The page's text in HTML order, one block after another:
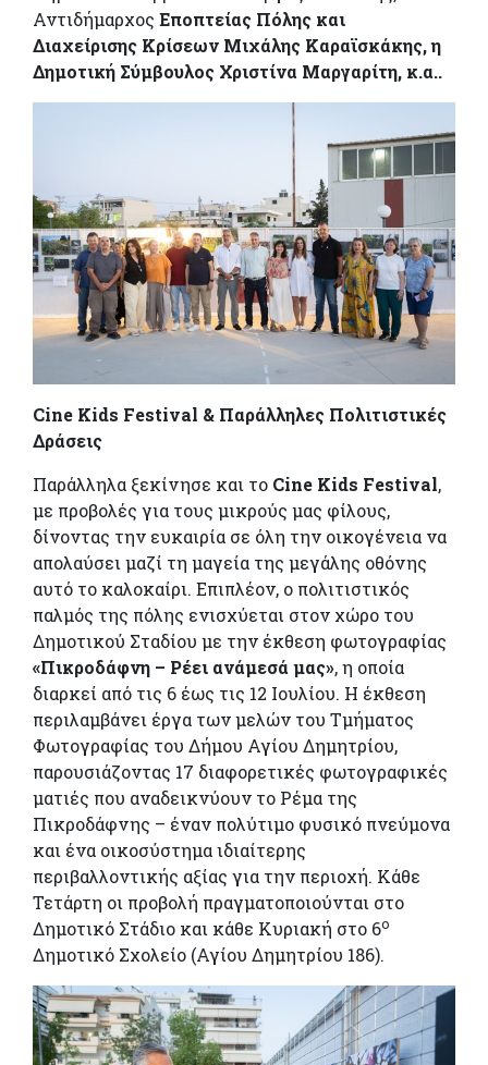
Αντιδήμαρχος Εποπτείας Πόλης και
Διαχείρισης Κρίσεων Μιχάλης Καραϊσκάκης, η
Δημοτική Σύμβουλος Χριστίνα Μαργαρίτη, κ.α..
Cine Kids Festival & Παράλληλες Πολιτιστικές
Δράσεις
Παράλληλα ξεκίνησε και το Cine Kids Festival,
με προβολές για τους μικρούς μας φίλους,
δίνοντας την ευκαιρία σε όλη την οικογένεια να
απολαύσει μαζί τη μαγεία της μεγάλης οθόνης
αυτό το καλοκαίρι. Επιπλέον, ο πολιτιστικός
παλμός της πόλης ενισχύεται στον χώρο του
Δημοτικού Σταδίου με την έκθεση φωτογραφίας
«Πικροδάφνη – Ρέει ανάμεσά μας», η οποία
διαρκεί από τις 6 έως τις 12 Ιουλίου. Η έκθεση
περιλαμβάνει έργα των μελών του Τμήματος
Φωτογραφίας του Δήμου Αγίου Δημητρίου,
παρουσιάζοντας 17 διαφορετικές φωτογραφικές
ματιές που αναδεικνύουν το Ρέμα της
Πικροδάφνης – έναν πολύτιμο φυσικό πνεύμονα
και ένα οικοσύστημα ιδιαίτερης
περιβαλλοντικής αξίας για την περιοχή. Κάθε
Τετάρτη οι προβολή πραγματοποιούνται στο
Δημοτικό Στάδιο και κάθε Κυριακή στο 6ο
Δημοτικό Σχολείο (Αγίου Δημητρίου 186).